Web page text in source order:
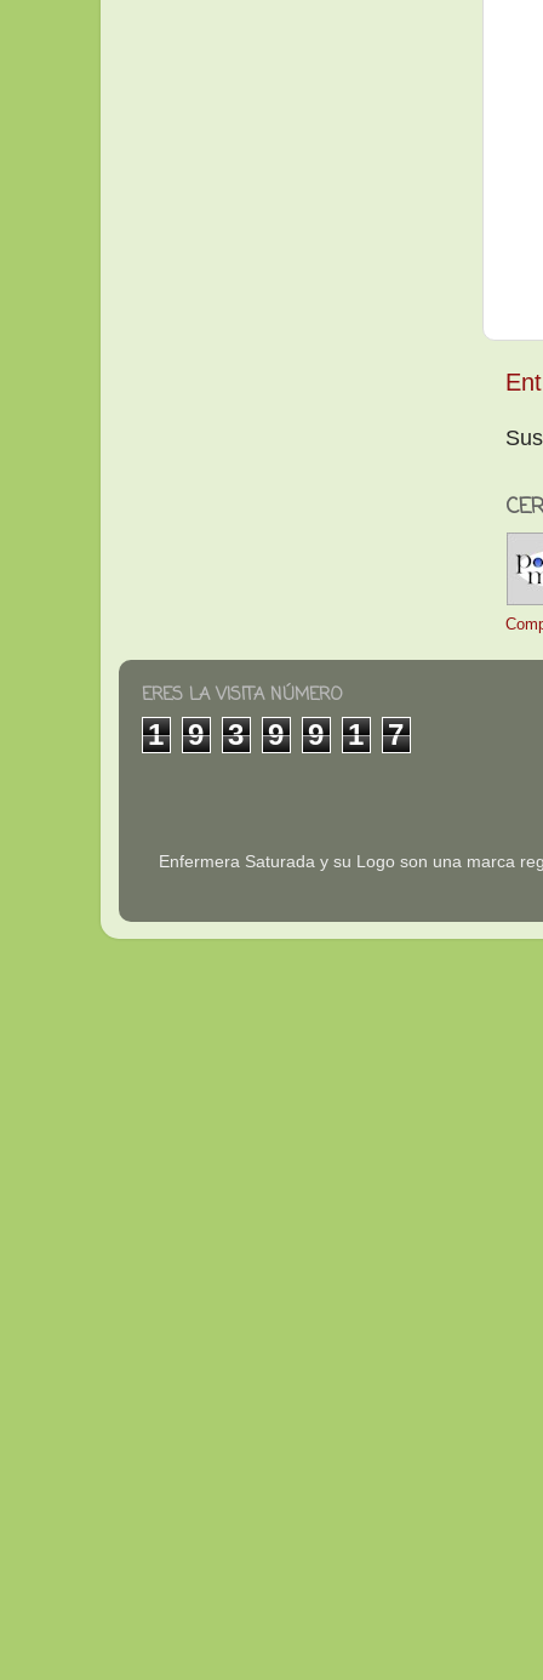
ERES LA VISITA NÚMERO
1 9 3 9 9 1 7
Enfermera Saturada y su Logo son una marca